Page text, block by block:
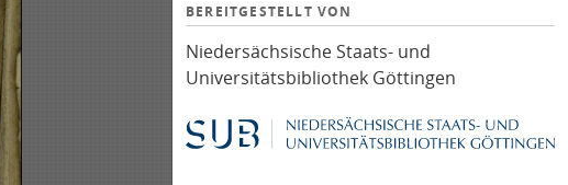
BEREITGESTELLT VON
Niedersächsische Staats- und
Universitätsbibliothek Göttingen